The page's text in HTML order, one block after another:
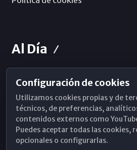
Al Día
Horarios de Misa
Hemeroteca
WhatsApp
Configuración de cookies
Utilizamos cookies propias y de
técnicos, de preferencias,
contenidos externos como
Puedes aceptar todas las cookies,
opcionales o configurarlas.